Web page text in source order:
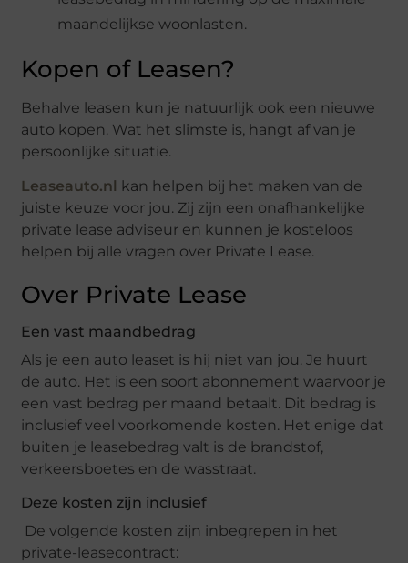
maandelijkse woonlasten.
Kopen of Leasen?
Behalve leasen kun je natuurlijk ook een nieuwe
auto kopen. Wat het slimste is, hangt af van je
persoonlijke situatie.
Leaseauto.nl
kan helpen bij het maken van de
juiste keuze voor jou. Zij zijn een onafhankelijke
private lease adviseur en kunnen je kosteloos
helpen bij alle vragen over Private Lease.
Over Private Lease
Een vast maandbedrag
Als je een auto leaset is hij niet van jou. Je huurt
de auto. Het is een soort abonnement waarvoor je
een vast bedrag per maand betaalt. Dit bedrag is
inclusief veel voorkomende kosten. Het enige dat
buiten je leasebedrag valt is de brandstof,
verkeersboetes en de wasstraat.
Deze kosten zijn inclusief
De volgende kosten zijn inbegrepen in het
private-leasecontract: